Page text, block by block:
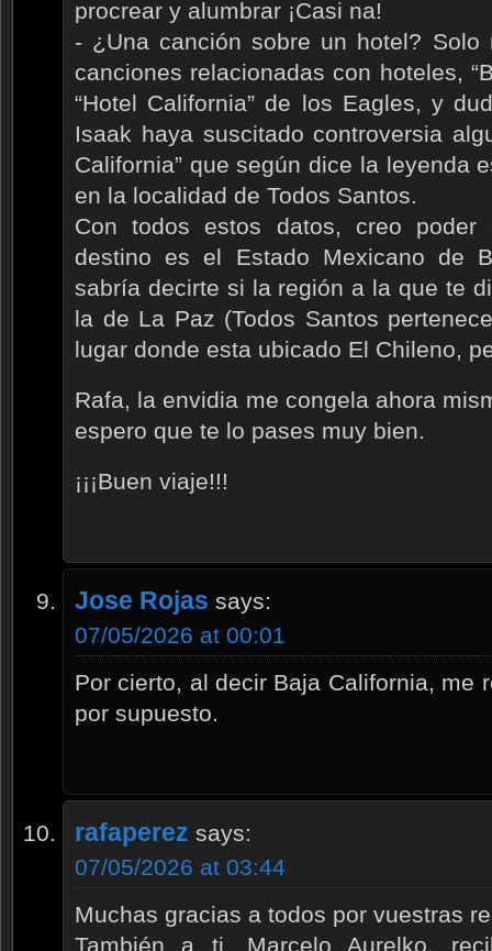
procrear y alumbrar ¡Casi na!
- ¿Una canción sobre un hotel?
canciones relacionadas con hoteles,
“Hotel California” de los Eagles, y
Isaak haya suscitado controversia
California” que según dice la leyenda
en la localidad de Todos Santos.
Con todos estos datos, creo poder
destino es el Estado Mexicano de
sabría decirte si la región a la que te
la de La Paz (Todos Santos
lugar donde esta ubicado El Chileno,
Rafa, la envidia me congela ahora
espero que te lo pases muy bien.
¡¡¡Buen viaje!!!
Jose Rojas says:
07/05/2026 at 00:01
Por cierto, al decir Baja California, me
por supuesto.
rafaperez says:
07/05/2026 at 03:44
Muchas gracias a todos por vuestras
También a ti, Marcelo Aurelko,